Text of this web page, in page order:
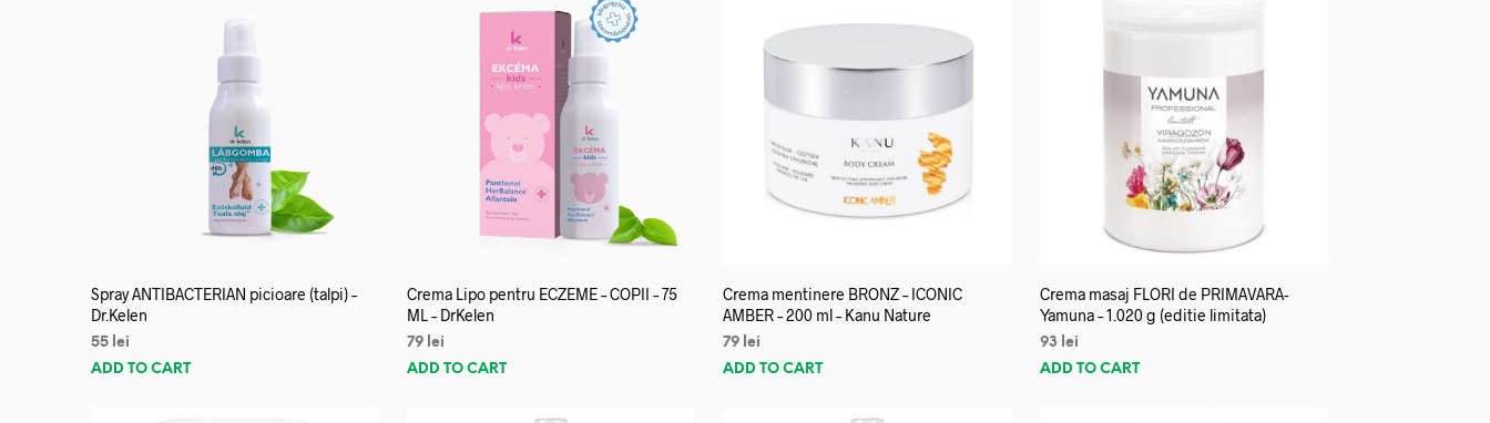
Spray ANTIBACTERIAN picioare (talpi) –
Dr.Kelen
55 lei
ADD TO CART
Crema Lipo pentru ECZEME – COPII – 75
ML – DrKelen
79 lei
ADD TO CART
Crema mentinere BRONZ – ICONIC
AMBER – 200 ml – Kanu Nature
79 lei
ADD TO CART
Crema masaj FLORI de PRIMAVARA-
Yamuna – 1.020 g (editie limitata)
93
lei
ADD TO CART